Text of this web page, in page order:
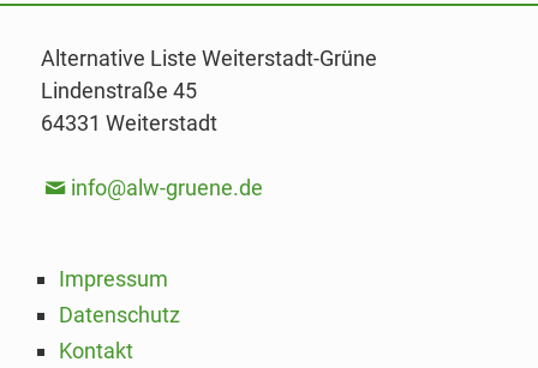
Alternative Liste Weiterstadt-Grüne
Lindenstraße 45
64331 Weiterstadt
info@alw-gruene.de
Impressum
Datenschutz
Kontakt